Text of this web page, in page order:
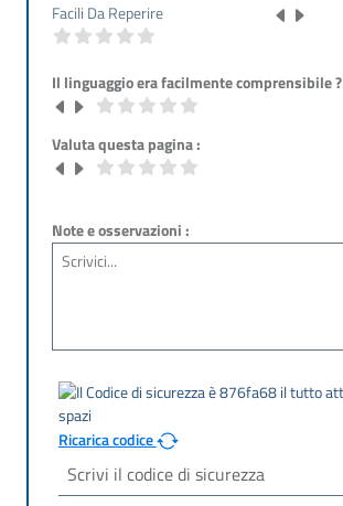
Facili Da Reperire
Il linguaggio era facilmente comprensibile ?
Valuta questa pagina :
Note e osservazioni :
Ricarica codice